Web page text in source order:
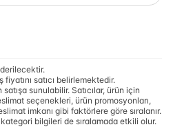
satıcı belirlemektedir.
satışa sunulabilir. Satıcılar, ürün için
seçenekleri, ürün promosyonları,
imkanı gibi faktörlere göre sıralanır.
bilgileri de sıralamada etkili olur.